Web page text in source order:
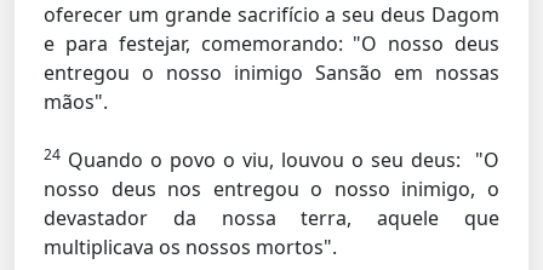
oferecer um grande sacrifício a seu deus Dagom
e para festejar, comemorando: "O nosso deus
entregou o nosso inimigo Sansão em nossas
mãos".
24 Quando o povo o viu, louvou o seu deus: "O
nosso deus nos entregou o nosso inimigo, o
devastador da nossa terra, aquele que
multiplicava os nossos mortos".